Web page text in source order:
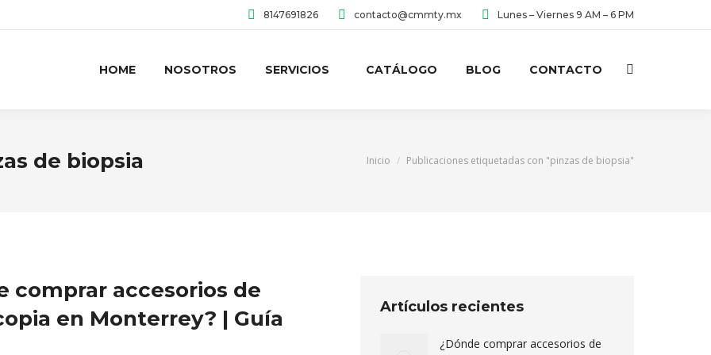
8147691826 contacto@cmmty.mx Lunes – Viernes 9 AM – 6 PM
HOME NOSOTROS SERVICIOS CATÁLOGO BLOG CONTACTO Buscar:
de biopsia Estás aquí:
Inicio Publicaciones etiquetadas con "pinzas de biopsia"
comprar accesorios de
en Monterrey? | Guía
Artículos recientes
¿Dónde comprar accesorios de